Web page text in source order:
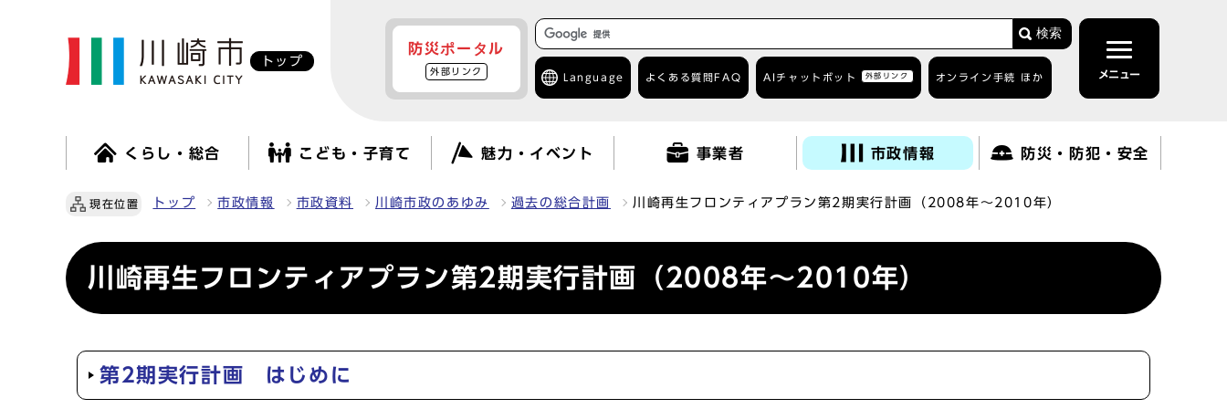
トップ
防災ポータル
外部リンク
検索
Language よくある質問 FAQ AIチャットボット 外部リンク オンライン手続 ほか メニュー
くらし・総合 こども・子育て 魅力・イベント 事業者 市政情報 防災・防犯・安全
現在位置 トップ 市政情報 市政資料 川崎市政のあゆみ 過去の総合計画 川崎再生フロンティアプラン第2期実行計画（2008年～2010年）
川崎再生フロンティアプラン第2期実行計画（2008年～2010年）
第2期実行計画 はじめに